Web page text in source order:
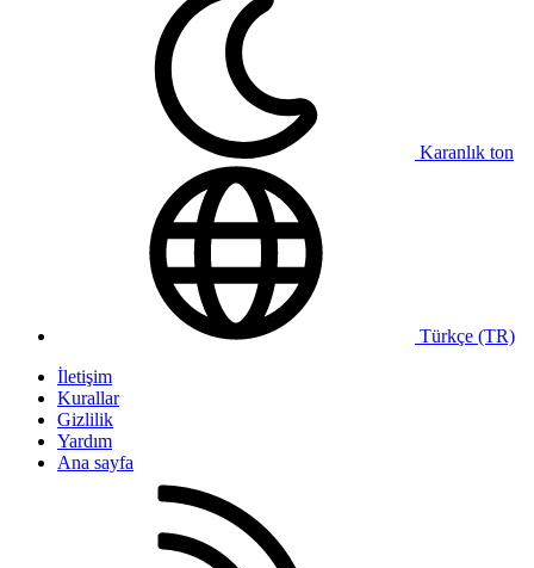
Karanlık ton
Türkçe (TR)
İletişim
Kurallar
Gizlilik
Yardım
Ana sayfa